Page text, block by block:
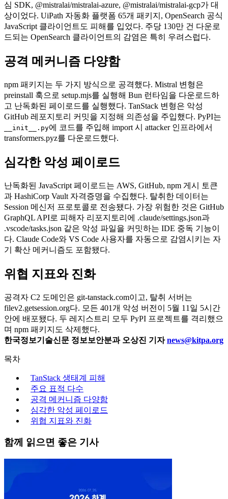
심 SDK, @mistralai/mistralai-azure, @mistralai/mistralai-gcp가 대
상이었다. UiPath 자동화 플랫폼 65개 패키지, OpenSearch 공식
JavaScript 클라이언트도 피해를 입었다. 주당 130만 건 다운로
드되는 OpenSearch 클라이언트의 감염은 특히 우려스럽다.
공격 메커니즘 다양함
npm 패키지는 두 가지 방식으로 공격했다. Mistral 변형은
preinstall 훅으로 setup.mjs를 실행해 Bun 런타임을 다운로드하
고 난독화된 페이로드를 실행했다. TanStack 변형은 악성
GitHub 레포지토리 커밋을 지정해 의존성을 주입했다. PyPI는
__init__.py에 코드를 주입해 import 시 attacker 인프라에서
transformers.pyz를 다운로드했다.
심각한 악성 페이로드
난독화된 JavaScript 페이로드는 AWS, GitHub, npm 게시 토큰
과 HashiCorp Vault 자격증명을 수집했다. 탈취한 데이터는
Session 메신저 프로토콜로 전송됐다. 가장 위험한 것은 GitHub
GraphQL API로 피해자 리포지토리에 .claude/settings.json과
.vscode/tasks.json 같은 악성 파일을 커밋하는 IDE 중독 기능이
다. Claude Code와 VS Code 사용자를 자동으로 감염시키는 자
기 확산 메커니즘도 포함됐다.
위협 지표와 진화
공격자 C2 도메인은 git-tanstack.com이고, 탈취 서버는
filev2.getsession.org다. 모든 401개 악성 버전이 5월 11일 5시간
안에 배포됐다. 두 레지스트리 모두 PyPI 프로젝트를 격리했으
며 npm 패키지도 삭제했다.
한국정보기술신문 정보보안분과 오상진 기자news@kitpa.org
목차
TanStack 생태계 피해
주요 표적 다수
공격 메커니즘 다양함
심각한 악성 페이로드
위협 지표와 진화
함께 읽으면 좋은 기사